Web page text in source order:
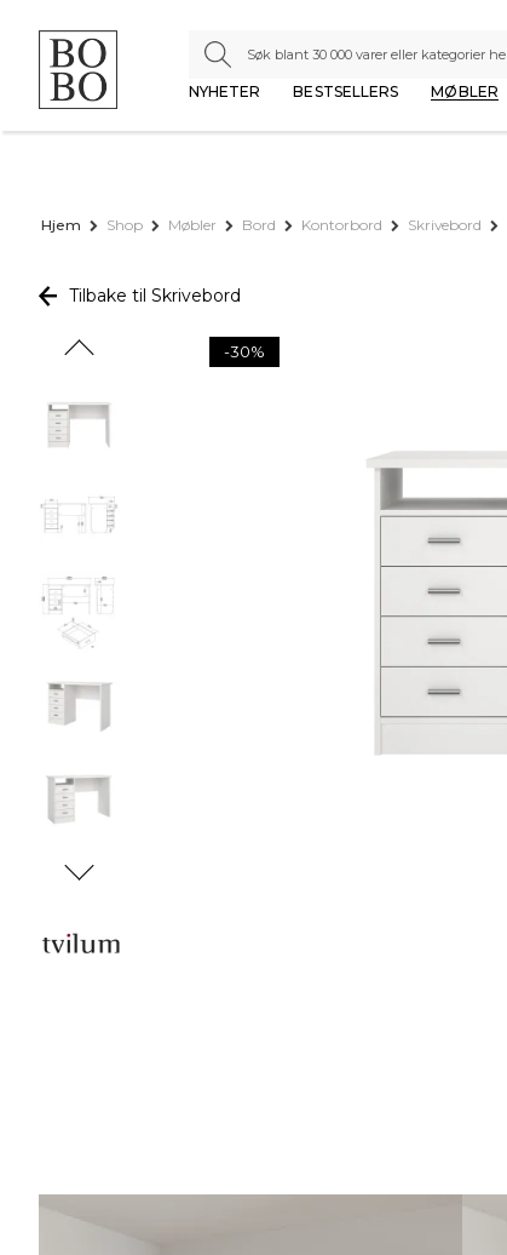
NYHETER BESTSELLERS MØBLER
Hjem Shop Møbler Bord Kontorbord Skrivebord
Tilbake til Skrivebord
-30%